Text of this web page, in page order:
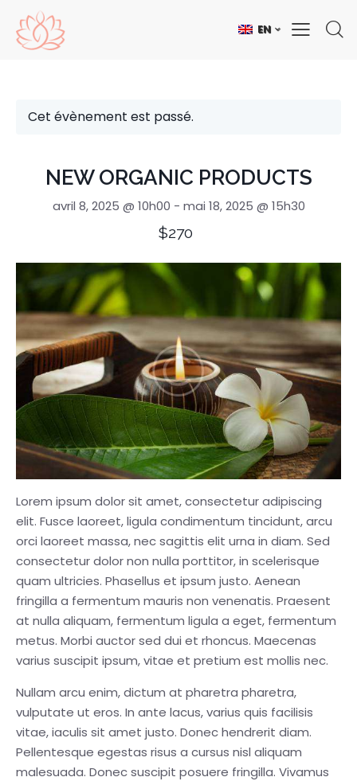
EN
Cet évènement est passé.
NEW ORGANIC PRODUCTS
avril 8, 2025 @ 10h00 - mai 18, 2025 @ 15h30
$270
Lorem ipsum dolor sit amet, consectetur adipiscing
elit. Fusce laoreet, ligula condimentum tincidunt, arcu
orci laoreet massa, nec sagittis elit urna in diam. Sed
consectetur dolor non nulla porttitor, in scelerisque
quam ultricies. Phasellus et ipsum justo. Aenean
fringilla a fermentum mauris non venenatis. Praesent
at nulla aliquam, fermentum ligula a eget, fermentum
metus. Morbi auctor sed dui et rhoncus. Maecenas
varius suscipit ipsum, vitae et pretium est mollis nec.
Nullam arcu enim, dictum at pharetra pharetra,
vulputate ut eros. In ante lacus, varius quis facilisis
vitae, iaculis sit amet justo. Donec hendrerit diam.
Pellentesque egestas risus a cursus nisl aliquam
malesuada. Donec suscipit posuere fringilla. Vivamus